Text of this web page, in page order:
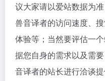
议大家请以爱站数据为
兽音译者的访问速度、
体验等；当然要评估一
据您自身的需求以及需
音译者的站长进行洽谈